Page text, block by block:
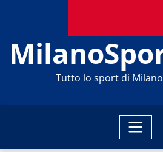
Tutto lo sport di